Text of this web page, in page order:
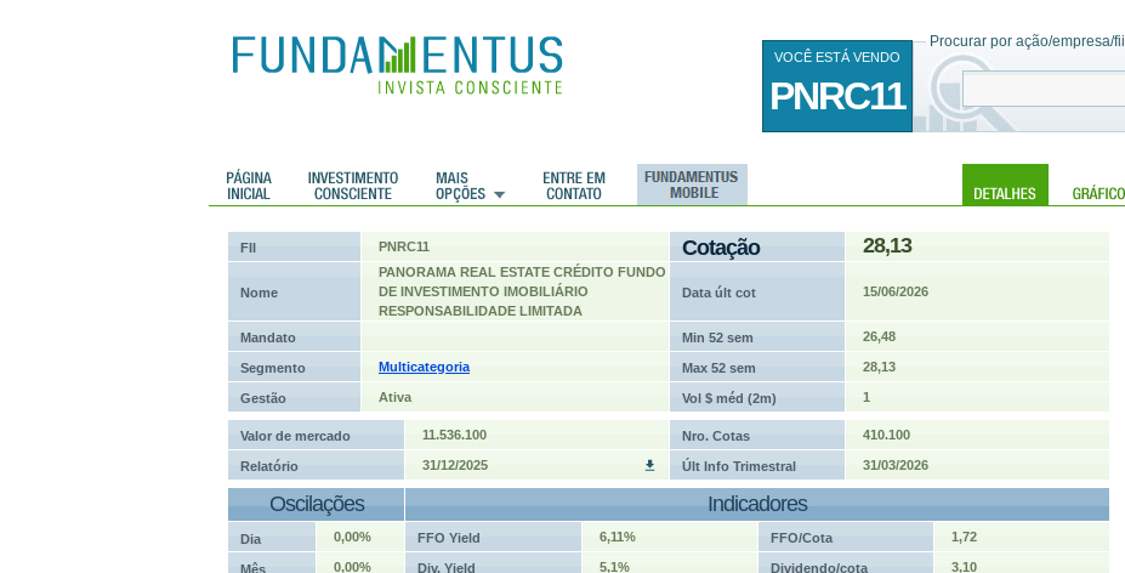
Procurar por ação/empresa/fii
VOCÊ ESTÁ VENDO
PNRC11
Histórico de cotações
FII PNRC11 Cotação 28,13
Nome
PANORAMA REAL ESTATE CRÉDITO FUNDO
DE INVESTIMENTO IMOBILIÁRIO
RESPONSABILIDADE LIMITADA
Data últ cot 15/06/2026
Mandato Min 52 sem 26,48
Segmento Multicategoria Max 52 sem 28,13
Gestão Ativa Vol $ méd (2m) 1
Valor de mercado 11.536.100 Nro. Cotas 410.100
Relatório 31/12/2025 Últ Info Trimestral 31/03/2026
Oscilações Indicadores
Dia 0,00% FFO Yield 6,11% FFO/Cota 1,72
Mês 0,00% Div. Yield 5,1% Dividendo/cota 3,10